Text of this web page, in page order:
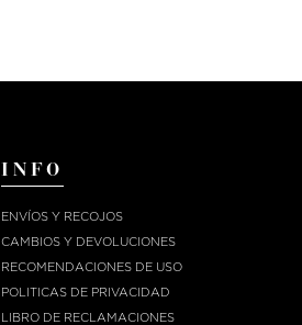
INFO
ENVÍOS Y RECOJOS
CAMBIOS Y DEVOLUCIONES
RECOMENDACIONES DE USO
POLITICAS DE PRIVACIDAD
LIBRO DE RECLAMACIONES